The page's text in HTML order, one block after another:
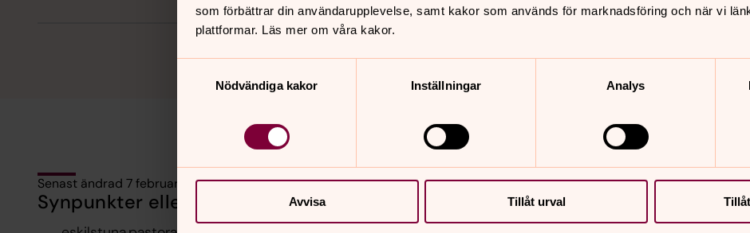
som förbättrar din användarupplevelse, samt kakor som används för marknadsföring och när vi
plattformar. Läs mer om våra kakor.
Nödvändiga kakor
Inställningar Analys
Avvisa Tillåt urval
Senast ändrad 7 februari 2025
Synpunkter eller frågor på sidans innehåll?